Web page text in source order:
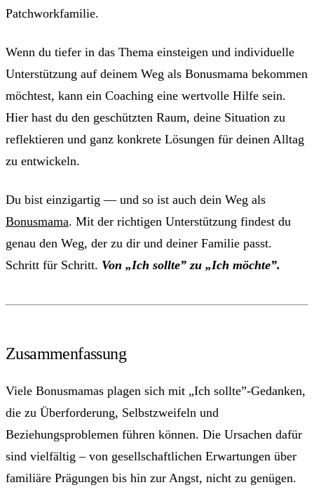
Patchworkfamilie.
Wenn du tiefer in das Thema einsteigen und individuelle
Unterstützung auf deinem Weg als Bonusmama bekommen
möchtest, kann ein Coaching eine wertvolle Hilfe sein.
Hier hast du den geschützten Raum, deine Situation zu
reflektieren und ganz konkrete Lösungen für deinen Alltag
zu entwickeln.
Du bist einzigartig — und so ist auch dein Weg als
Bonusmama. Mit der richtigen Unterstützung findest du
genau den Weg, der zu dir und deiner Familie passt.
Schritt für Schritt. Von „Ich sollte” zu „Ich möchte”.
Zusammenfassung
Viele Bonusmamas plagen sich mit „Ich sollte”-Gedanken,
die zu Überforderung, Selbstzweifeln und
Beziehungsproblemen führen können. Die Ursachen dafür
sind vielfältig – von gesellschaftlichen Erwartungen über
familiäre Prägungen bis hin zur Angst, nicht zu genügen.